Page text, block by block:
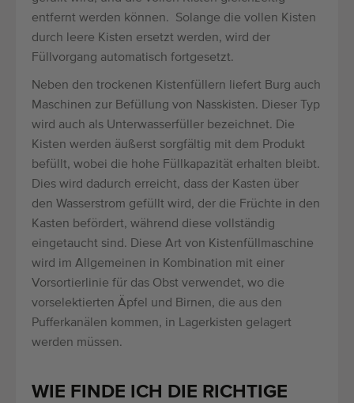
entfernt werden können. Solange die vollen Kisten
durch leere Kisten ersetzt werden, wird der
Füllvorgang automatisch fortgesetzt.
Neben den trockenen Kistenfüllern liefert Burg auch
Maschinen zur Befüllung von Nasskisten. Dieser Typ
wird auch als Unterwasserfüller bezeichnet. Die
Kisten werden äußerst sorgfältig mit dem Produkt
befüllt, wobei die hohe Füllkapazität erhalten bleibt.
Dies wird dadurch erreicht, dass der Kasten über
den Wasserstrom gefüllt wird, der die Früchte in den
Kasten befördert, während diese vollständig
eingetaucht sind. Diese Art von Kistenfüllmaschine
wird im Allgemeinen in Kombination mit einer
Vorsortierlinie für das Obst verwendet, wo die
vorselektierten Äpfel und Birnen, die aus den
Pufferkanälen kommen, in Lagerkisten gelagert
werden müssen.
WIE FINDE ICH DIE RICHTIGE